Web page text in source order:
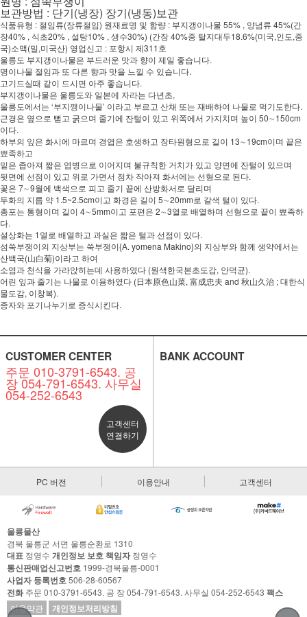
보관방법 : 단기(냉장) 장기(냉동)보관
식품유형 : 절임류(장류절임) 원재료명 및 함량 : 부지갱이나물 55% , 양념류 45%(간
장40% , 식초20% , 설탕10% , 생수30%) (간장 40%중 탈지대두18.6%(미국,인도,중
국)소맥(밀,미국산) 영업신고 : 포항시 제311호
울릉도 부지갱이나물은 부드러운 맛과 향이 제일 좋습니다.
명이나물 절임과 또 다른 향과 맛을 느낄 수 있습니다.
고기드실때 같이 드시면 아주 좋습니다.
부지갱이나물은 울릉도와 일본에 자라는 다년초,
울릉도에서는 ‘부지깽이나물’ 이라고 부르고 산채 또는 재배하여 나물로 먹기도한다.
근경은 옆으로 뻗고 굵으며 줄기에 잔털이 있고 위쪽에서 가지치며 높이 50∼150cm
이다.
하부의 잎은 화시에 마르며 경엽은 호생하고 장타원형으로 길이 13∼19cm이며 끝은
뾰족하고
밑은 좁아져 짧은 엽병으로 이어지며 불규칙한 거치가 있고 양면에 잔털이 있으며
뒷면에 선점이 있고 위로 가면서 점차 작아져 화서에는 선형으로 된다.
꽃은 7∼9월에 백색으로 피고 줄기 끝에 산방화서로 달리며
두화의 지름 약 1.5~2.5cm이고 화경은 길이 5∼20mm로 갈색 털이 있다.
총포는 통형이며 길이 4∼5mm이고 포편은 2∼3열로 배열하며 선형으로 끝이 뾰족하
다.
설상화는 1열로 배열하고 과실은 짧은 털과 선점이 있다.
섬쑥부쟁이의 지상부는 쑥부쟁이{A. yomena Makino}의 지상부와 함께 생약에서는
산백국(山白菊)이라고 하여
소염과 천식을 가라앉히는데 사용하였다 (원색한국본초도감, 안덕균).
어린 잎과 줄기는 나물로 이용하였다 (日本原色山菜, 富成忠夫 and 秋山久治 ; 대한식
물도감, 이창복).
종자와 포기나누기로 증식시킨다.
CUSTOMER CENTER
주문 010-3791-6543. 공
장 054-791-6543. 사무실
054-252-6543
고객센터
연결하기
BANK ACCOUNT
PC 버전 이용안내 고객센터
울릉물산
경북 울릉군 서면 울릉순환로 1310
대표 정영수 개인정보 보호 책임자정영수
통신판매업신고번호 1999-경북울릉-0001
사업자 등록번호506-28-60567
전화주문 010-3791-6543. 공 장 054-791-6543. 사무실 054-252-6543 팩스
이용약관 개인정보처리방침